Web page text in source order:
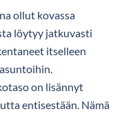
ollut kovassa
löytyy jatkuvasti
itselleen
on lisännyt
entisestään. Nämä